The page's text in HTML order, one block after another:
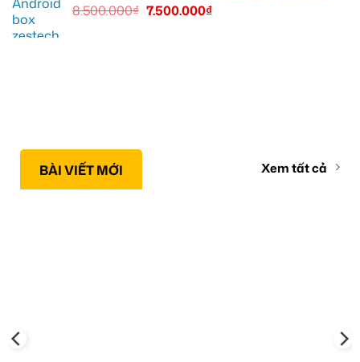
8.500.000₫ 7.500.000₫
BÀI VIẾT MỚI Xem tất cả